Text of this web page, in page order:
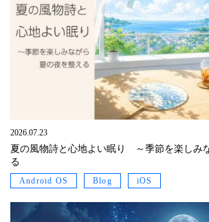
2026.07.23
夏の風物詩と心地よい眠り ～季節を楽しみ
る
Android OS Blog iOS